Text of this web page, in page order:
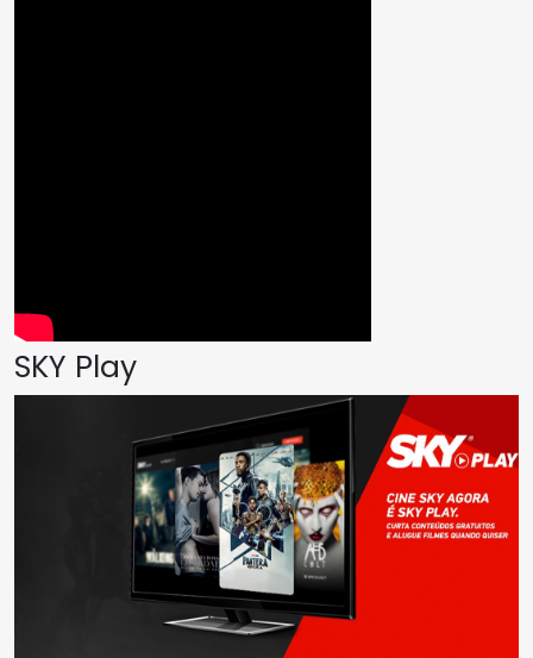
SKY Play